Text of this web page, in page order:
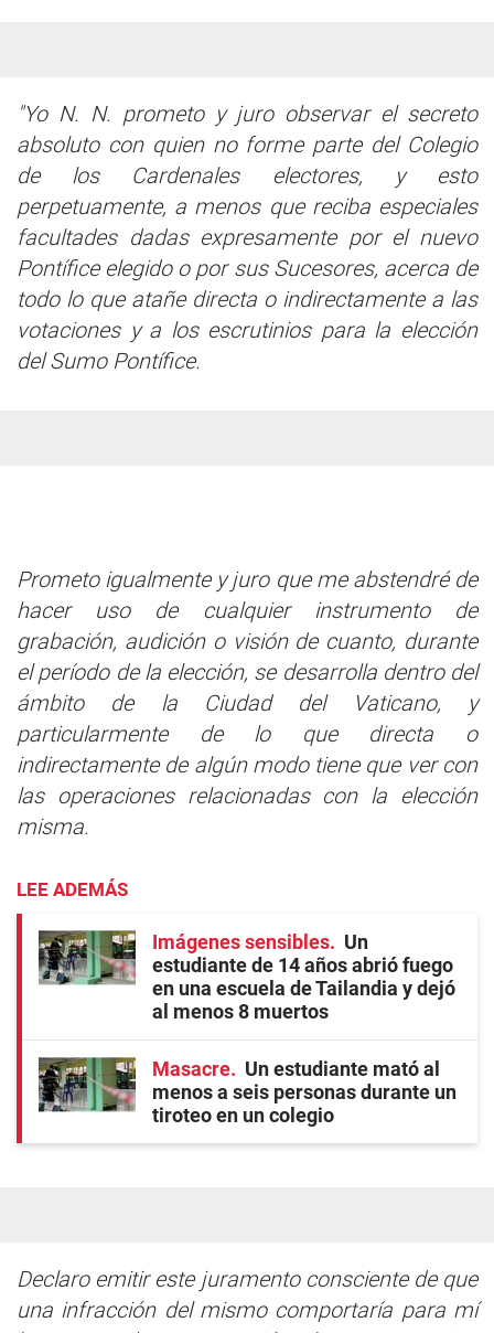
"Yo N. N. prometo y juro observar el secreto
absoluto con quien no forme parte del Colegio
de los Cardenales electores, y esto
perpetuamente, a menos que reciba especiales
facultades dadas expresamente por el nuevo
Pontífice elegido o por sus Sucesores, acerca de
todo lo que atañe directa o indirectamente a las
votaciones y a los escrutinios para la elección
del Sumo Pontífice.
Prometo igualmente y juro que me abstendré de
hacer uso de cualquier instrumento de
grabación, audición o visión de cuanto, durante
el período de la elección, se desarrolla dentro del
ámbito de la Ciudad del Vaticano, y
particularmente de lo que directa o
indirectamente de algún modo tiene que ver con
las operaciones relacionadas con la elección
misma.
LEE ADEMÁS
Imágenes sensibles
Un
estudiante de 14 años abrió fuego
en una escuela de Tailandia y dejó
al menos 8 muertos
Masacre
Un estudiante mató al
menos a seis personas durante un
tiroteo en un colegio
Declaro emitir este juramento consciente de que
una infracción del mismo comportaría para mí